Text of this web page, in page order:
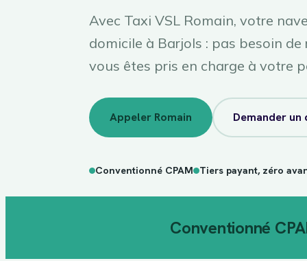
Avec Taxi VSL Romain, votre
domicile à Barjols : pas besoin
vous êtes pris en charge à votre
Appeler Romain Demander un
Conventionné CPAM Tiers payant, zéro
Conventionné